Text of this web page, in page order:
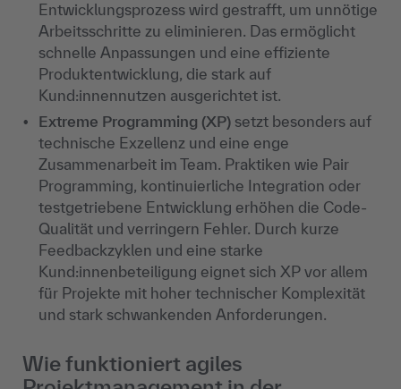
Entwicklungsprozess wird gestrafft, um unnötige
Arbeitsschritte zu eliminieren. Das ermöglicht
schnelle Anpassungen und eine effiziente
Produktentwicklung, die stark auf
Kund:innennutzen ausgerichtet ist.
Extreme Programming (XP) setzt besonders auf
technische Exzellenz und eine enge
Zusammenarbeit im Team. Praktiken wie Pair
Programming, kontinuierliche Integration oder
testgetriebene Entwicklung erhöhen die Code-
Qualität und verringern Fehler. Durch kurze
Feedbackzyklen und eine starke
Kund:innenbeteiligung eignet sich XP vor allem
für Projekte mit hoher technischer Komplexität
und stark schwankenden Anforderungen.
Wie funktioniert agiles